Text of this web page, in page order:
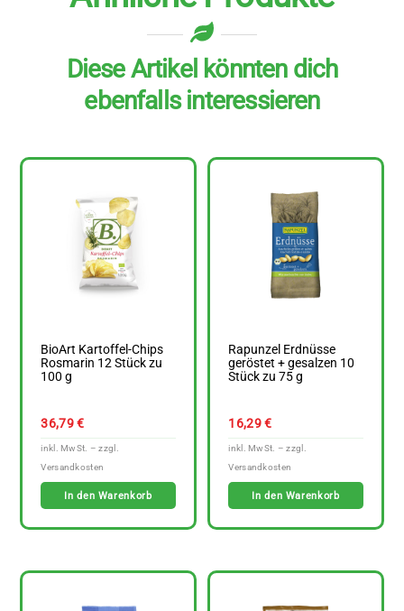
Diese Artikel könnten dich
ebenfalls interessieren
BioArt Kartoffel-Chips
Rosmarin 12 Stück zu
100 g
36,79€
In den Warenkorb
Rapunzel Erdnüsse
geröstet + gesalzen 10
Stück zu 75 g
16,29€
In den Warenkorb